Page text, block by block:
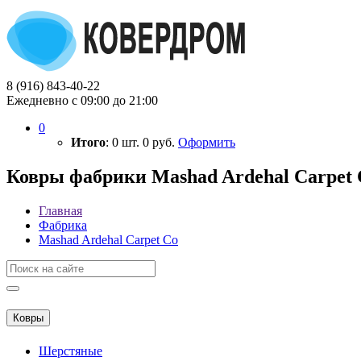
8 (916) 843-40-22
Ежедневно с 09:00 до 21:00
0
Итого: 0 шт. 0 руб. Оформить
Ковры фабрики Mashad Ardehal Carpet
Главная
Фабрика
Mashad Ardehal Carpet Co
Ковры
Шерстяные